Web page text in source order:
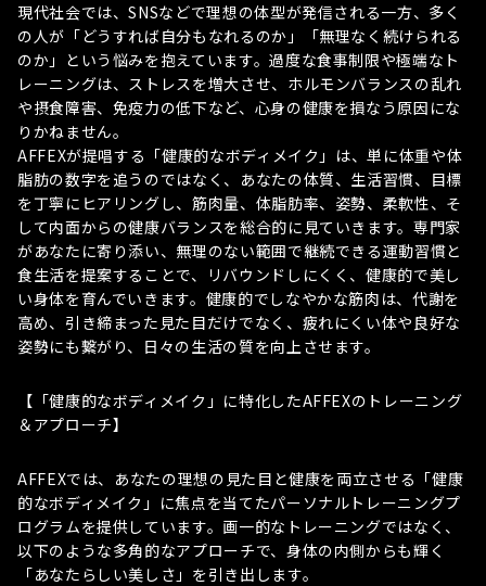
現代社会では、SNSなどで理想の体型が発信される一方、多く
の人が「どうすれば自分もなれるのか」「無理なく続けられる
のか」という悩みを抱えています。過度な食事制限や極端なト
レーニングは、ストレスを増大させ、ホルモンバランスの乱れ
や摂食障害、免疫力の低下など、心身の健康を損なう原因にな
りかねません。
AFFEXが提唱する「健康的なボディメイク」は、単に体重や体
脂肪の数字を追うのではなく、あなたの体質、生活習慣、目標
を丁寧にヒアリングし、筋肉量、体脂肪率、姿勢、柔軟性、そ
して内面からの健康バランスを総合的に見ていきます。専門家
があなたに寄り添い、無理のない範囲で継続できる運動習慣と
食生活を提案することで、リバウンドしにくく、健康的で美し
い身体を育んでいきます。健康的でしなやかな筋肉は、代謝を
高め、引き締まった見た目だけでなく、疲れにくい体や良好な
姿勢にも繋がり、日々の生活の質を向上させます。
【「健康的なボディメイク」に特化したAFFEXのトレーニング
＆アプローチ】
AFFEXでは、あなたの理想の見た目と健康を両立させる「健康
的なボディメイク」に焦点を当てたパーソナルトレーニングプ
ログラムを提供しています。画一的なトレーニングではなく、
以下のような多角的なアプローチで、身体の内側からも輝く
「あなたらしい美しさ」を引き出します。